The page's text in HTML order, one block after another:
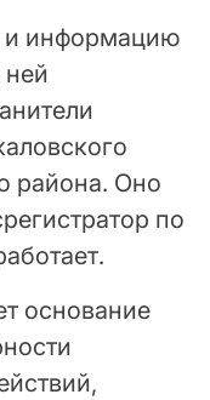
и информацию
района. Оно
по
основание